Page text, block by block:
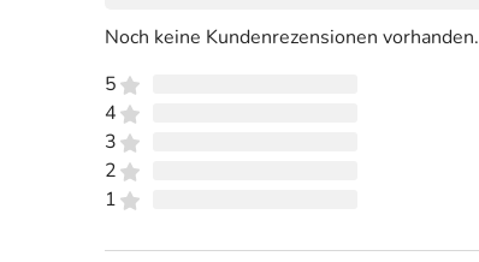
Noch keine Kundenrezensionen vorhanden.
5
4
3
2
1